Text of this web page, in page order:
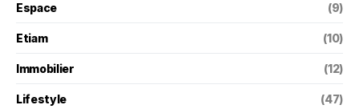
Espace (9)
Etiam (10)
Immobilier (12)
Lifestyle (47)